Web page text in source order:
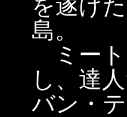
を遂げ
島。
ミート
し、達
バン・